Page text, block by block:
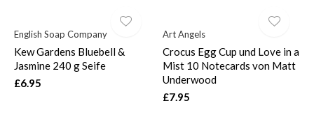
English Soap Company
Kew Gardens Bluebell &
Jasmine 240 g Seife
£6.95
Art Angels
Crocus Egg Cup und Love in a
Mist 10 Notecards von Matt
Underwood
£7.95